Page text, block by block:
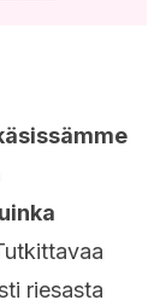
riesasta